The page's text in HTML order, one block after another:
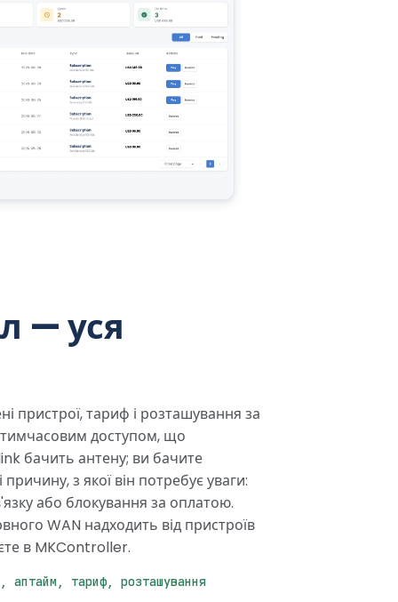
— уся
пристрої, тариф і розташування за
доступом, що
бачить антену; ви бачите
з якої він потребує уваги:
або блокування за оплатою.
WAN надходить від пристроїв
в MKController.
аптайм, тариф, розташування